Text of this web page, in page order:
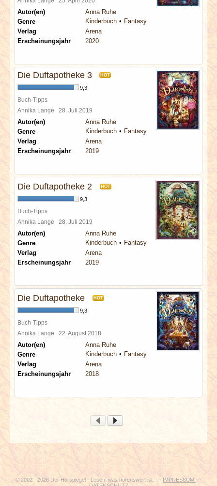
Autor(en)
Anna Ruhe
Genre
Kinderbuch
Fantasy
Verlag
Arena
Erscheinungsjahr
2020
Die Duftapotheke 3 HOT
9,3
Buch-Tipps
Annika Lange 28. Juli 2019
Autor(en)
Anna Ruhe
Genre
Kinderbuch
Fantasy
Verlag
Arena
Erscheinungsjahr
2019
Die Duftapotheke 2 HOT
9,3
Buch-Tipps
Annika Lange 28. Juli 2019
Autor(en)
Anna Ruhe
Genre
Kinderbuch
Fantasy
Verlag
Arena
Erscheinungsjahr
2019
Die Duftapotheke HOT
9,3
Buch-Tipps
Annika Lange 22. August 2018
Autor(en)
Anna Ruhe
Genre
Kinderbuch
Fantasy
Verlag
Arena
Erscheinungsjahr
2018
© 2002 - 2026 Der Hörspiegel - Lesen, was hörenswert ist. ---IMPRESSUM ---